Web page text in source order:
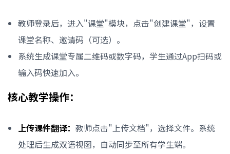
教师登录后，进入"课堂"模块，点击"创建课堂"，设置
课堂名称、邀请码（可选）。
系统生成课堂专属二维码或数字码，学生通过App扫码或
输入码快速加入。
核心教学操作：
上传课件翻译： 教师点击"上传文档"，选择文件。系统
处理后生成双语视图，自动同步至所有学生端。